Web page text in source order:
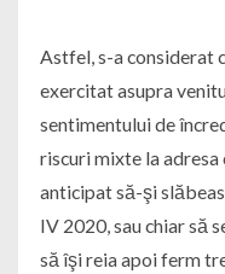
Astfel, s-a considerat
exercitat asupra
sentimentului de
riscuri mixte la
anticipat să-şi
IV 2020, sau chiar să
să îşi reia apoi ferm